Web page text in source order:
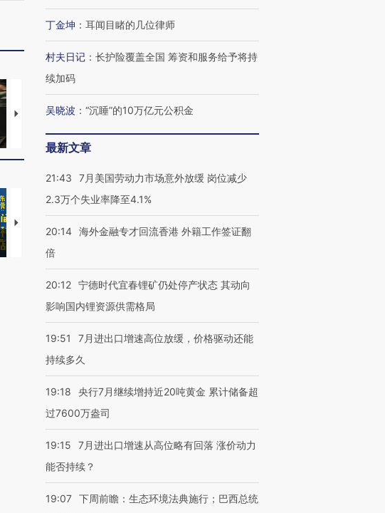
马航飞行员跨国走私7万
视线｜被称为“蟑螂”的印
【推广】走进第四届链博
会，让数智科技“链”接产
【特别呈现】寻找100种
CFO：不靠规模取胜，华
丁金坤 ： 耳闻目睹的几位律师
村夫日记 ： 长护险覆盖全国 筹资和服务给予将持
续加码
吴晓波 ： “沉睡”的10万亿元公积金
最新文章
21:43
7月美国劳动力市场意外放缓 岗位减少
2.3万个失业率降至4.1%
20:14 海外金融专才回流香港 外籍工作签证翻
倍
20:12 宁德时代宜春锂矿仍处停产状态 其动向
影响国内锂资源供需格局
19:51
7月进出口增速高位放缓，价格驱动还能
持续多久
19:18
央行7月继续增持近20吨黄金 累计储备超
过7600万盎司
19:15
7月进出口增速从高位略有回落 涨价动力
能否持续？
19:07 下周前瞻：生态环境法典施行；巴西总统